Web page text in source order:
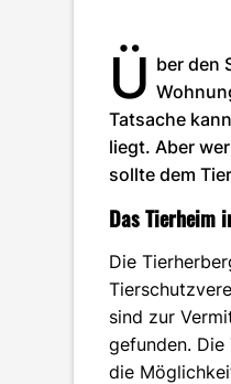
Ü ber den
Tatsache
liegt. Aber
sollte dem
Das Tierheim
Die
sind zur
gefunden.
die